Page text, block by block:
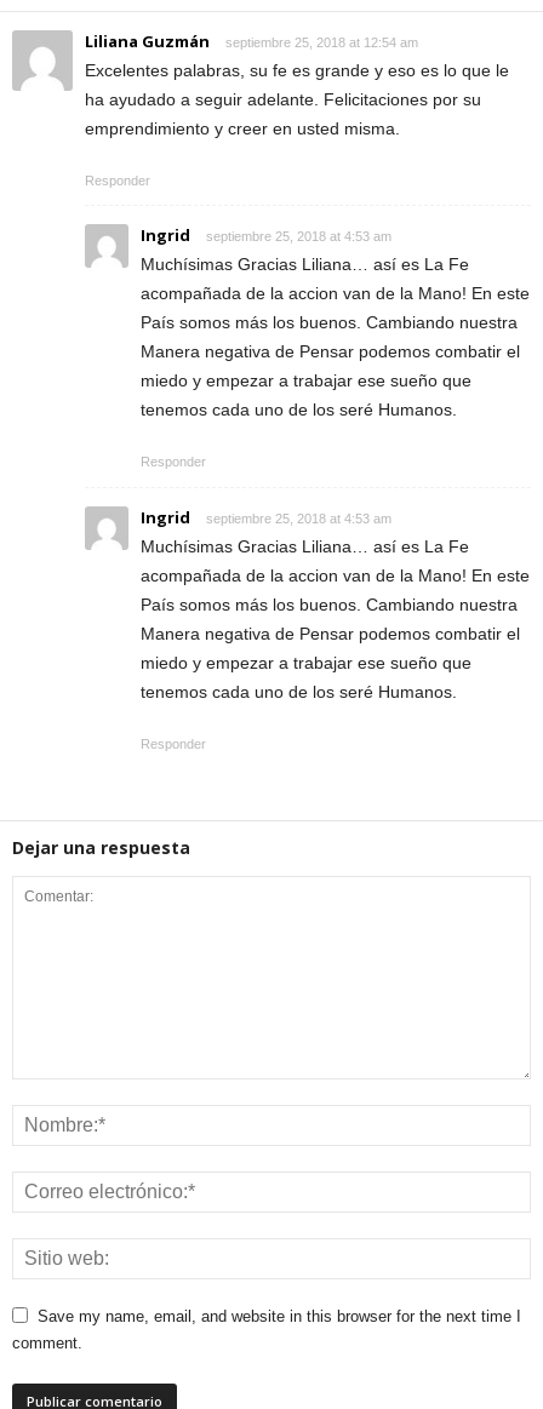
Liliana Guzmán septiembre 25, 2018 at 12:54 am
Excelentes palabras, su fe es grande y eso es lo que le
ha ayudado a seguir adelante. Felicitaciones por su
emprendimiento y creer en usted misma.
Responder
Ingrid septiembre 25, 2018 at 4:53 am
Muchísimas Gracias Liliana… así es La Fe
acompañada de la accion van de la Mano! En este
País somos más los buenos. Cambiando nuestra
Manera negativa de Pensar podemos combatir el
miedo y empezar a trabajar ese sueño que
tenemos cada uno de los seré Humanos.
Responder
Ingrid septiembre 25, 2018 at 4:53 am
Muchísimas Gracias Liliana… así es La Fe
acompañada de la accion van de la Mano! En este
País somos más los buenos. Cambiando nuestra
Manera negativa de Pensar podemos combatir el
miedo y empezar a trabajar ese sueño que
tenemos cada uno de los seré Humanos.
Responder
Dejar una respuesta
Save my name, email, and website in this browser for the next time I
comment.